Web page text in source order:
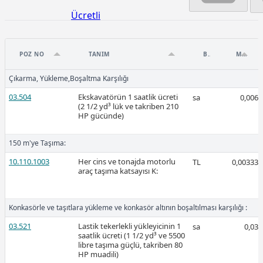
Ücretli
2026-Mart
Ücretli
Ücretli
POZ NO TANIM BIRIM MIKTAR
Çıkarma, Yükleme,Boşaltma Karşılığı
03.504
Ekskavatörün 1 saatlik ücreti
(2 1/2 yd³ lük ve takriben 210
HP gücünde)
sa 0,006
150 m'ye Taşıma:
10.110.1003
Her cins ve tonajda motorlu
araç taşıma katsayısı K:
TL 0,00333
Konkasörle ve taşıtlara yükleme ve konkasör altının boşaltılması karşılığı :
03.521
Lastik tekerlekli yükleyicinin 1
saatlik ücreti (1 1/2 yd³ ve 5500
libre taşıma güçlü, takriben 80
HP muadili)
sa 0,03